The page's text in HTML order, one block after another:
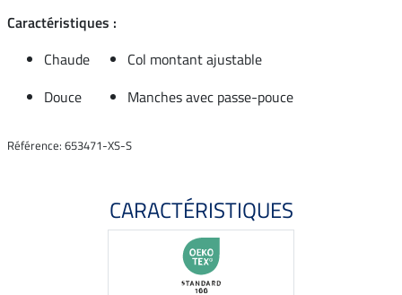
Caractéristiques :
Chaude
Col montant ajustable
Douce
Manches avec passe-pouce
Référence: 653471-XS-S
CARACTÉRISTIQUES